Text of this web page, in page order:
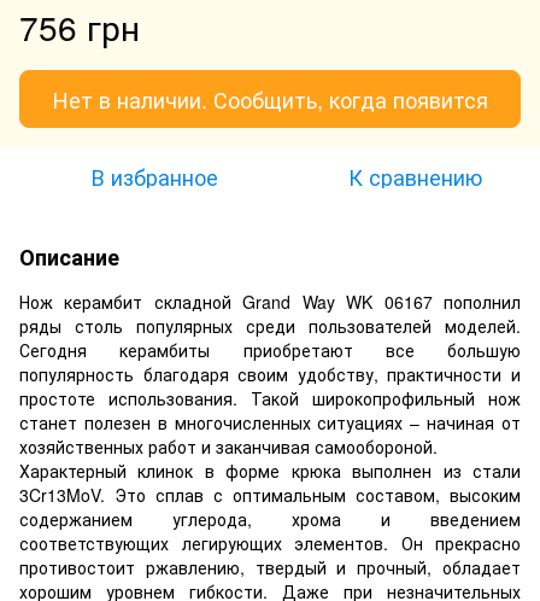
756 грн
Нет в наличии. Сообщить, когда появится
В избранное К сравнению
Описание
Нож керамбит складной Grand Way WK 06167 пополнил
ряды столь популярных среди пользователей моделей.
Сегодня керамбиты приобретают все большую
популярность благодаря своим удобству, практичности и
простоте использования. Такой широкопрофильный нож
станет полезен в многочисленных ситуациях – начиная от
хозяйственных работ и заканчивая самообороной.
Характерный клинок в форме крюка выполнен из стали
3Cr13MoV. Это сплав с оптимальным составом, высоким
содержанием углерода, хрома и введением
соответствующих легирующих элементов. Он прекрасно
противостоит ржавлению, твердый и прочный, обладает
хорошим уровнем гибкости. Даже при незначительных